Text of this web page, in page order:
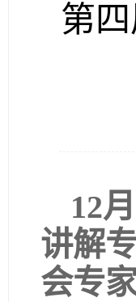
第
12
讲解
会专